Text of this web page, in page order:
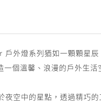
外燈系列猶如一顆顆星辰
個溫馨、浪漫的戶外生活
空中的星點，透過精巧的